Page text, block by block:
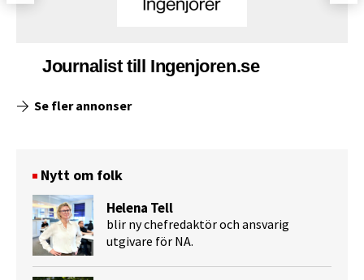
Journalist till Ingenjoren.se
Se fler annonser
Nytt om folk
Helena Tell
blir ny chefredaktör och ansvarig
utgivare för NA.